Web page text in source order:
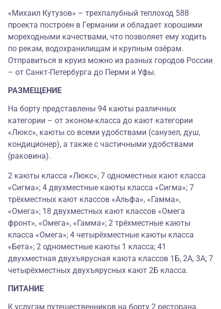
«Михаил Кутузов» – трехпалубный теплоход 588
проекта построен в Германии и обладает хорошими
мореходными качествами, что позволяет ему ходить
по рекам, водохранилищам и крупным озёрам.
Отправиться в круиз можно из разных городов России
– от Санкт-Петербурга до Перми и Уфы.
РАЗМЕЩЕНИЕ
На борту представлены 94 каюты различных
категории – от эконом-класса до кают категории
«Люкс», каюты со всеми удобствами (санузел, душ,
кондиционер), а также с частичными удобствами
(раковина).
2 каюты класса «Люкс»; 7 одноместных кают класса
«Сигма»; 4 двухместные каюты класса «Сигма»; 7
трёхместных кают классов «Альфа», «Гамма»,
«Омега»; 18 двухместных кают классов «Омега
фронт», «Омега», «Гамма»; 2 трёхместные каюты
класса «Омега»; 4 четырёхместные каюты класса
«Бета»; 2 одноместные каюты 1 класса; 41
двухместная двухъярусная каюта классов 1Б, 2А, 3А; 7
четырёхместных двухъярусных кают 2Б класса.
ПИТАНИЕ
К услугам путешественников на борту 2 ресторана.